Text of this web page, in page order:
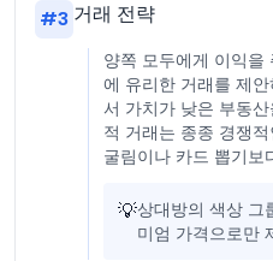
#3 거래 전략
양쪽 모두에게 이익을
에 유리한 거래를 제
서 가치가 낮은 부동
적 거래는 종종 경쟁
굴림이나 카드 뽑기보
💡상대방의 색상 그
미엄 가격으로만